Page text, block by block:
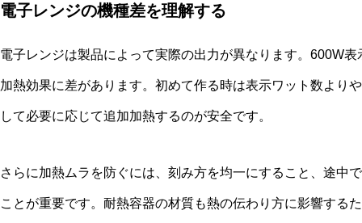
電子レンジの機種差を理解する
電子レンジは製品によって実際の出力が異なります。600W
加熱効果に差があります。初めて作る時は表示ワット数より
して必要に応じて追加加熱するのが安全です。
さらに加熱ムラを防ぐには、刻み方を均一にすること、途中
ことが重要です。耐熱容器の材質も熱の伝わり方に影響する